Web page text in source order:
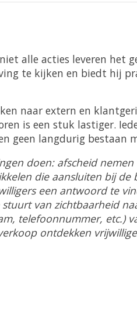
alle acties leveren
te kijken en biedt hij
naar extern en
is een stuk lastiger.
geen langdurig bestaan
doen: afscheid
die aansluiten bij
een antwoord te
van zichtbaarheid
telefoonnummer, etc.)
ontdekken